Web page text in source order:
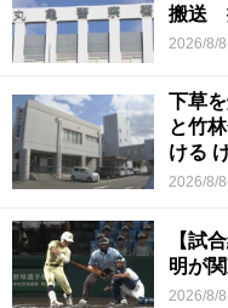
搬送
2026/8/
下草
と竹
ける
2026/8/
【試
明が
2026/8/